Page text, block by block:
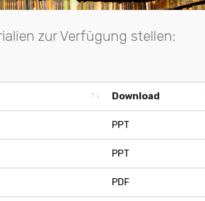
zur Verfügung stellen:
Download
PPT
PPT
PDF